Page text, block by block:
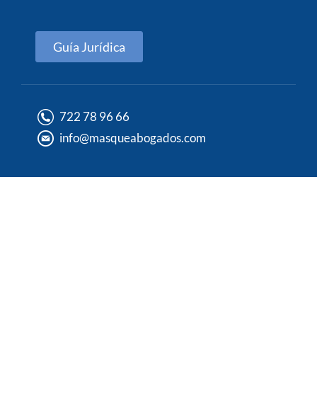
Guía Jurídica
722 78 96 66
info@masqueabogados.com